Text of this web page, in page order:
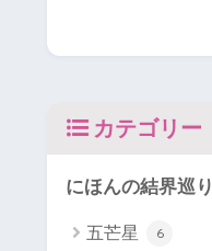
カテゴリー
にほんの結界巡り
五芒星 6